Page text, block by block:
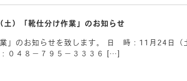
）「靴仕分け作業」のお知らせ
」のお知らせを致します。 日 時：11月24日
０４８－７９５－３３３６ […]